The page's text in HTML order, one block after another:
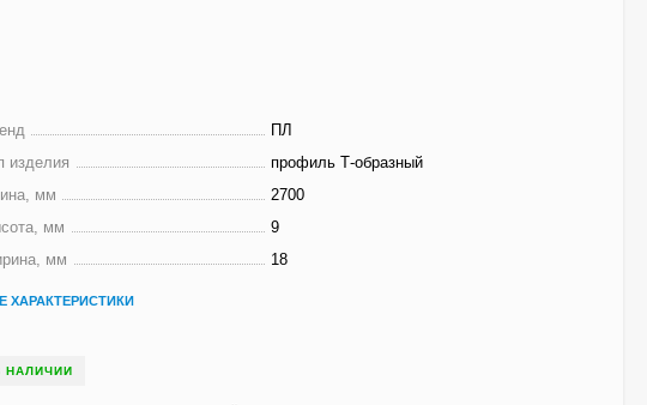
ПЛ
изделия
профиль Т-образный
мм
2700
мм
9
мм
18
ХАРАКТЕРИСТИКИ
НАЛИЧИИ